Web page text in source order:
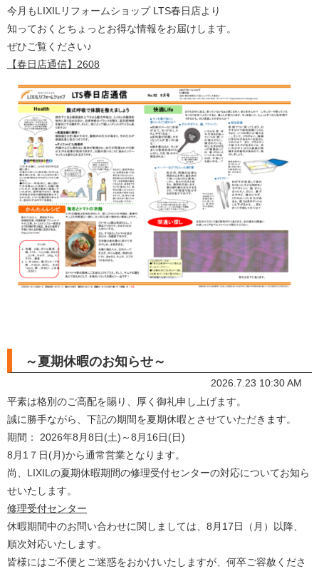
今月もLIXILリフォームショップ LTS春日店より
知っておくとちょっとお得な情報をお届けします。
ぜひご覧ください♪
【春日店通信】2608
～夏期休暇のお知らせ～
2026.7.23 10:30 AM
平素は格別のご高配を賜り、厚く御礼申し上げます。
誠に勝手ながら、下記の期間を夏期休暇とさせていただきます。
期間： 2026年8月8日(土)～8月16日(日)
8月1７日(月)から通常営業となります。
尚、LIXILの夏期休暇期間の修理受付センターの対応についてお知ら
せいたします。
修理受付センター
休暇期間中のお問い合わせに関しましては、8月17日（月）以降、
順次対応いたします。
皆様にはご不便とご迷惑をおかけいたしますが、何卒ご容赦くださ